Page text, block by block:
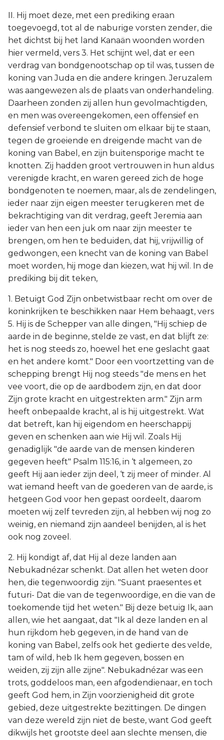
II. Hij moet deze, met een prediking eraan
toegevoegd, tot al de naburige vorsten zender, die
het dichtst bij het land Kanaän woonden worden
hier vermeld, vers 3. Het schijnt wel, dat er een
verdrag van bondgenootschap op til was, tussen de
koning van Juda en die andere kringen. Jeruzalem
was aangewezen als de plaats van onderhandeling.
Daarheen zonden zij allen hun gevolmachtigden,
en men was overeengekomen, een offensief en
defensief verbond te sluiten om elkaar bij te staan,
tegen de groeiende en dreigende macht van de
koning van Babel, en zijn buitensporige macht te
knotten. Zij hadden groot vertrouwen in hun aldus
verenigde kracht, en waren gereed zich de hoge
bondgenoten te noemen, maar, als de zendelingen,
ieder naar zijn eigen meester terugkeren met de
bekrachtiging van dit verdrag, geeft Jeremia aan
ieder van hen een juk om naar zijn meester te
brengen, om hen te beduiden, dat hij, vrijwillig of
gedwongen, een knecht van de koning van Babel
moet worden, hij moge dan kiezen, wat hij wil. In de
prediking bij dit teken,
1. Betuigt God Zijn onbetwistbaar recht om over de
koninkrijken te beschikken naar Hem behaagt, vers
5. Hij is de Schepper van alle dingen, "Hij schiep de
aarde in de beginne, stelde ze vast, en dat blijft ze:
het is nog steeds zo, hoewel het ene geslacht gaat
en het andere komt." Door een voortzetting van de
schepping brengt Hij nog steeds "de mens en het
vee voort, die op de aardbodem zijn, en dat door
Zijn grote kracht en uitgestrekten arm." Zijn arm
heeft onbepaalde kracht, al is hij uitgestrekt. Wat
dat betreft, kan hij eigendom en heerschappij
geven en schenken aan wie Hij wil. Zoals Hij
genadiglijk "de aarde van de mensen kinderen
gegeven heeft" Psalm 115:16, in ‘t algemeen, zo
geeft Hij aan ieder zijn deel, ‘t zij meer of minder. Al
wat iemand heeft van de goederen van de aarde, is
hetgeen God voor hen gepast oordeelt, daarom
moeten wij zelf tevreden zijn, al hebben wij nog zo
weinig, en niemand zijn aandeel benijden, al is het
ook nog zoveel.
2. Hij kondigt af, dat Hij al deze landen aan
Nebukadnézar schenkt. Dat allen het weten door
hen, die tegenwoordig zijn. "Suant praesentes et
futuri- Dat die van de tegenwoordige, en die van de
toekomende tijd het weten." Bij deze betuig Ik, aan
allen, wie het aangaat, dat "Ik al deze landen en al
hun rijkdom heb gegeven, in de hand van de
koning van Babel, zelfs ook het gedierte des velde,
tam of wild, heb Ik hem gegeven, bossen en
weiden, zij zijn alle zijne". Nebukadnézar was een
trots, goddeloos man, een afgodendienaar, en toch
geeft God hem, in Zijn voorzienigheid dit grote
gebied, deze uitgestrekte bezittingen. De dingen
van deze wereld zijn niet de beste, want God geeft
dikwijls het grootste deel aan slechte mensen, die